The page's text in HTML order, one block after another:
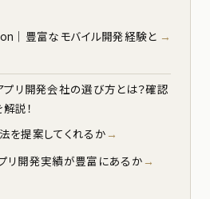
｜豊富なモバイル開発経験と
リ開発会社の選び方とは？確認
説！
を提案してくれるか
リ開発実績が豊富にあるか